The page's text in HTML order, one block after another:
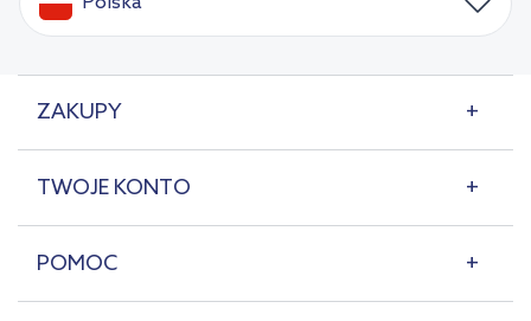
ZAKUPY
TWOJE KONTO
POMOC